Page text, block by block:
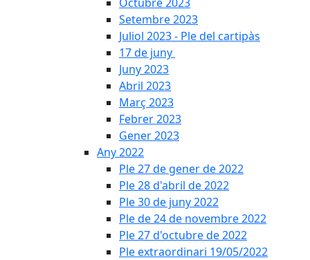
Setembre 2023
Juliol 2023 - Ple del cartipàs
17 de juny
Juny 2023
Abril 2023
Març 2023
Febrer 2023
Gener 2023
Any 2022
Ple 27 de gener de 2022
Ple 28 d'abril de 2022
Ple 30 de juny 2022
Ple de 24 de novembre 2022
Ple 27 d'octubre de 2022
Ple extraordinari 19/05/2022